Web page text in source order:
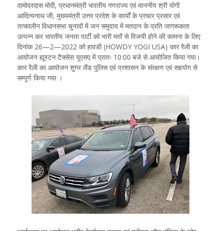
दामोदरदास मोदी, प्रधानमंत्री भारतीय गणराज्य एवं माननीय श्री योगी
आदित्यनाथ जी, मुख्यमंत्री उत्तर प्रदेश के कार्यों के प्रचार प्रसार एवं
तत्कालीन विधानसभा चुनावों में जन समुदाय में मतदान के प्रति जागरूकता
उत्पन्न कर भारतीय जनता पार्टी को भारी मतों से विजयी होने की कामना के लिए
दिनांक 26—2—2022 को हावडी (HOWDY YOGI USA) कार रैली का
आयोजन ह्यूस्टन टैक्सेस यूएसए में प्रातः 10:00 बजे से आयोजित किया गया।
कार रैली का आयोजन शुगर लैंड पुलिस एवं प्रशासन के संरक्षण एवं सहयोग से
सम्पूर्ण किया गया ।